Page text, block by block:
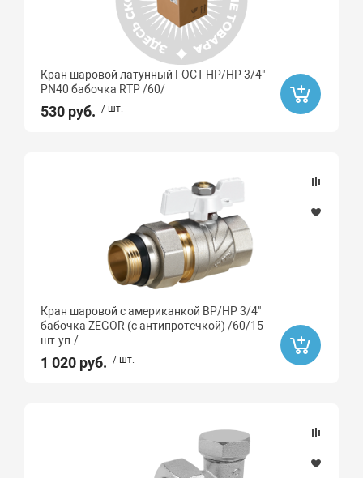
Кран шаровой латунный ГОСТ НР/НР 3/4"
PN40 бабочка RTP /60/
530 руб. / шт.
Кран шаровой с американкой ВР/НР 3/4"
бабочка ZEGOR (с антипротечкой) /60/15
шт.уп./
1 020 руб. / шт.